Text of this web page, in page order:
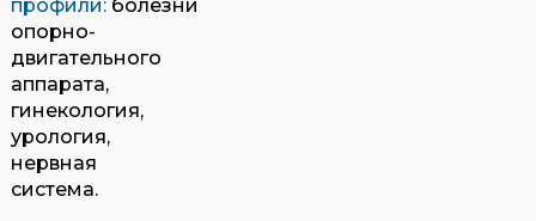
профили:болезни
опорно-
двигательного
аппарата,
гинекология,
урология,
нервная
система.